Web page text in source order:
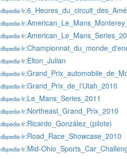
dbpedia-fr
dbpedia-fr
dbpedia-fr
dbpedia-fr
dbpedia-fr:Elton_Julian
dbpedia-fr
dbpedia-fr:Grand_Prix_de_l'Utah_2010
dbpedia-fr:Le_Mans_Series_2011
dbpedia-fr:Northeast_Grand_Prix_2010
dbpedia-fr:Ricardo_González_(pilote)
dbpedia-fr:Road_Race_Showcase_2010
dbpedia-fr:Mid-